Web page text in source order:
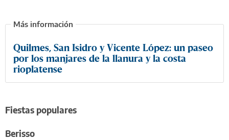
Quilmes, San Isidro y Vicente López: un paseo
por los manjares de la llanura y la costa
rioplatense
Fiestas populares
Berisso